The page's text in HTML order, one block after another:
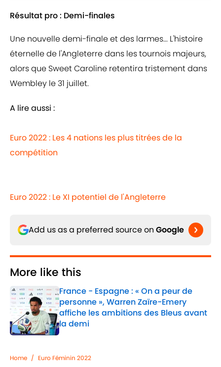
Résultat pro : Demi-finales
Une nouvelle demi-finale et des larmes... L'histoire
éternelle de l'Angleterre dans les tournois majeurs,
alors que Sweet Caroline retentira tristement dans
Wembley le 31 juillet.
A lire aussi :
Euro 2022 : Les 4 nations les plus titrées de la
compétition
Euro 2022 : Le XI potentiel de l'Angleterre
Add us as a preferred source on Google
More like this
France - Espagne : « On a peur de
personne », Warren Zaïre-Emery
affiche les ambitions des Bleus avant
la demi
Published by on Invalid Date
Home / Euro Féminin 2022